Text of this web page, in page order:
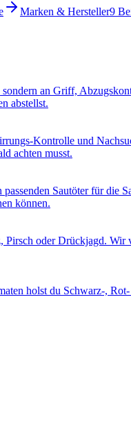
Marken & Hersteller9
an Griff,
abstellst.
Kontrolle und
achten musst.
Sautöter für die
können.
Pirsch oder Drückjagd.
holst du Schwarz-,